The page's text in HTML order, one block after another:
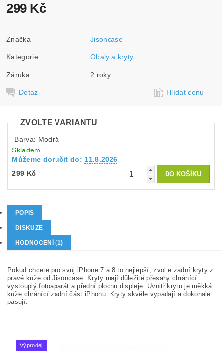
299 Kč
Značka Jisoncase
Kategorie Obaly a kryty
Záruka 2 roky
Dotaz Hlídat cenu
ZVOLTE VARIANTU
Barva: Modrá
Skladem
Můžeme doručit do: 11.8.2026
299 Kč
POPIS
DISKUZE
HODNOCENÍ (1)
Pokud chcete pro svůj iPhone 7 a 8 to nejlepší, zvolte zadní kryty z
pravé kůže od Jisoncase. Kryty mají důležité přesahy chránící
vystouplý fotoaparát a přední plochu displeje. Uvnitř krytu je měkká
kůže chránící zadní část iPhonu. Kryty skvěle vypadají a dokonale
pasují.
Výprodej